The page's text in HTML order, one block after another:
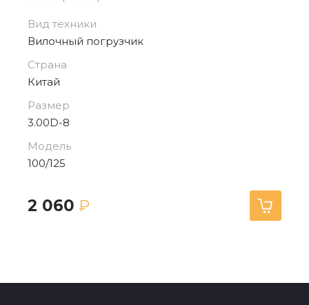
Вид техники
Вилочный погрузчик
Страна
Китай
Размер
3.00D-8
Модель
100/125
2 060 ₽